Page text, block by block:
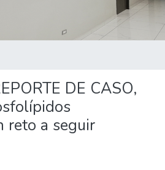
DE CASO,
reto a seguir